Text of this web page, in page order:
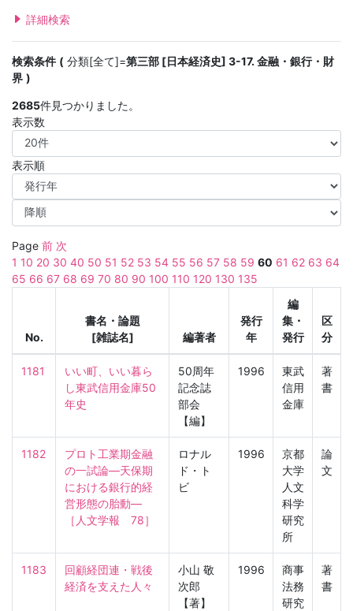
詳細検索
検索条件 分類[全て]=第三部 [日本経済史] 3-17. 金融・銀行・財
界
2685件見つかりました。
表示数
表示順
Page 前 次
1 10 20 30 40 50 51 52 53 54 55 56 57 58 59 60 61 62 63 64
65 66 67 68 69 70 80 90 100 110 120 130 135
No.
書名・論題
[雑誌名]
編著者
発行
年
編
集・
発行
区
分
1181
いい町、いい暮ら
し東武信用金庫50
年史
50周年
記念誌
部会
【編】
1996
東武
信用
金庫
著
書
1182
プロト工業期金融
の一試論—天保期
における銀行的経
営形態の胎動—
［人文学報　78］
ロナル
ド・ト
ビ
1996
京都
大学
人文
科学
研究
所
論
文
1183
回顧経団連・戦後
経済を支えた人々
小山 敬
次郎
【著】
1996
商事
法務
研究
著
書